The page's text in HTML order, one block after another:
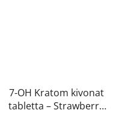
7-OH Kratom kivonat
tabletta – Strawberry